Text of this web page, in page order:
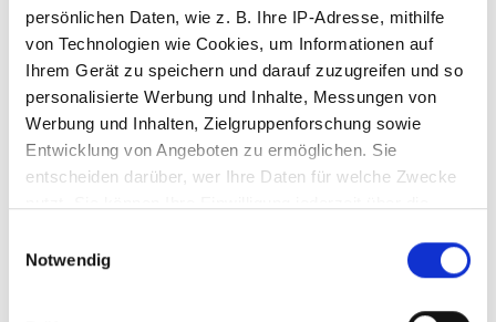
persönlichen Daten, wie z. B. Ihre IP-Adresse, mithilfe
von Technologien wie Cookies, um Informationen auf
Ihrem Gerät zu speichern und darauf zuzugreifen und so
personalisierte Werbung und Inhalte, Messungen von
Werbung und Inhalten, Zielgruppenforschung sowie
Entwicklung von Angeboten zu ermöglichen. Sie
entscheiden darüber, wer Ihre Daten für welche Zwecke
Trigger Symbol ändern oder widerrufen
Notwendig
Krösel 3075 250g K-
4
Krösel 3075 250g K-
5